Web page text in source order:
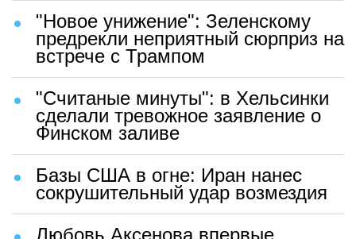
"Новое унижение": Зеленскому
предрекли неприятный сюрприз на
встрече с Трампом
"Считаные минуты": в Хельсинки
сделали тревожное заявление о
Финском заливе
Базы США в огне: Иран нанес
сокрушительный удар возмездия